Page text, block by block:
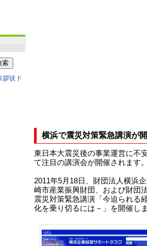
横浜で震災対策緊急講演が
東日本大震災後の事業運営に不
て注目の講演会が開催されます。
2011年5月18日、財団法人横浜
崎市産業振興財団、および財団
震災対策緊急講演「今迫られる
化を乗り切るには－」を開催しま